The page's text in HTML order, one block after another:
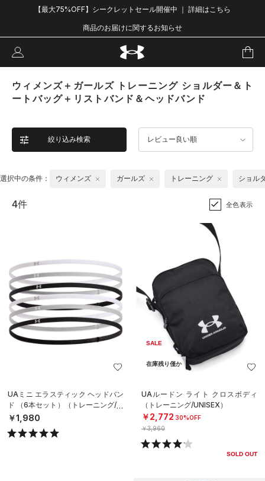
【最大75%OFF】シークレットセール開催中 ｜ 詳細はこちら
商品のお届けに関するお知らせ
ウィメンズ＋ガールズ トレーニング ショルダー＆ト
ートバッグ＋リストバンド＆ヘッドバンド
絞り込み検索 レビュー良い順
選択中の条件： ウィメンズ ガールズ トレーニング ショル
4件 全色表示
UAミニ エラスティック ヘッドバン
ド （6本セット）（トレーニング/W
OMEN）
￥1,980
SALE
在庫残り僅か
UAルードン ライト クロスボディ
（トレーニング/UNISEX）
￥2,772 30%OFF
￥3,960
SOLD OUT